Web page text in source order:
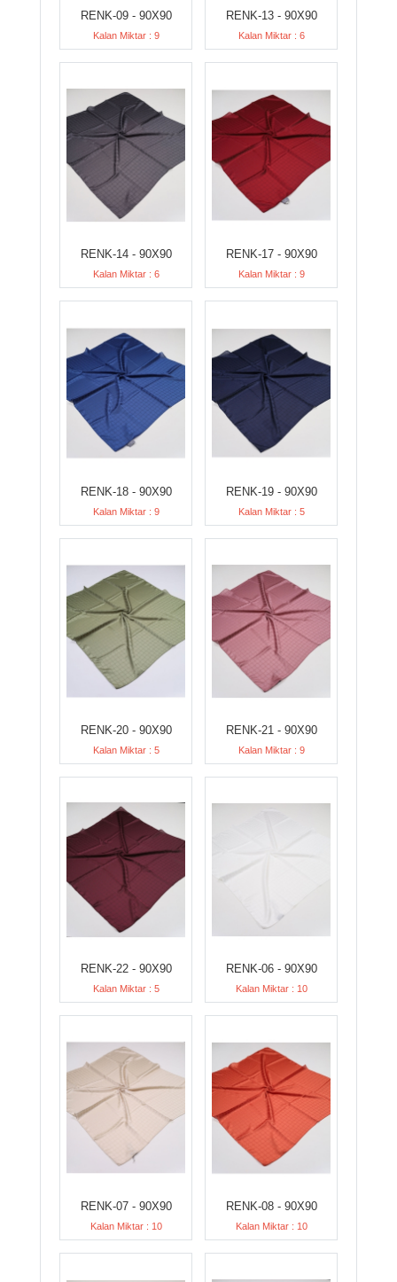
RENK-09 - 90X90
Kalan Miktar : 9
RENK-13 - 90X90
Kalan Miktar : 6
RENK-14 - 90X90
Kalan Miktar : 6
RENK-17 - 90X90
Kalan Miktar : 9
RENK-18 - 90X90
Kalan Miktar : 9
RENK-19 - 90X90
Kalan Miktar : 5
RENK-20 - 90X90
Kalan Miktar : 5
RENK-21 - 90X90
Kalan Miktar : 9
RENK-22 - 90X90
Kalan Miktar : 5
RENK-06 - 90X90
Kalan Miktar : 10
RENK-07 - 90X90
Kalan Miktar : 10
RENK-08 - 90X90
Kalan Miktar : 10